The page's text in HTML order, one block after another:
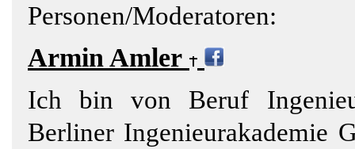
Personen/Moderatoren:
Armin Amler
Ich bin von Beruf
Berliner Ingenieurakademie